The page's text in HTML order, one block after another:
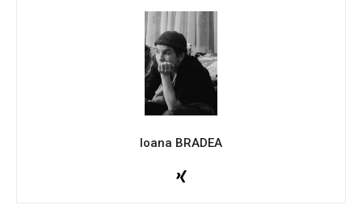
Ioana BRADEA